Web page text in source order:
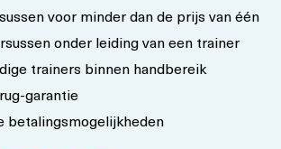
voor minder dan de prijs van één
onder leiding van een trainer
trainers binnen handbereik
garantie
betalingsmogelijkheden